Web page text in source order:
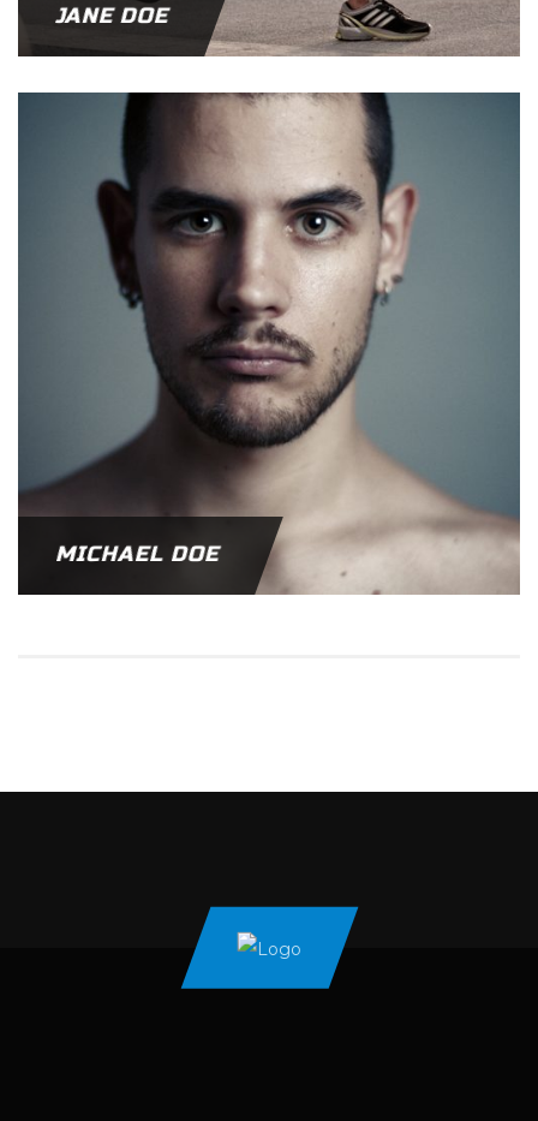
JANE DOE
MICHAEL DOE